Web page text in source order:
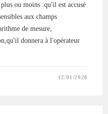
ou moins :qu'il est accusé
aux champs
de mesure,
donnera à l'opérateur
12/01/2020